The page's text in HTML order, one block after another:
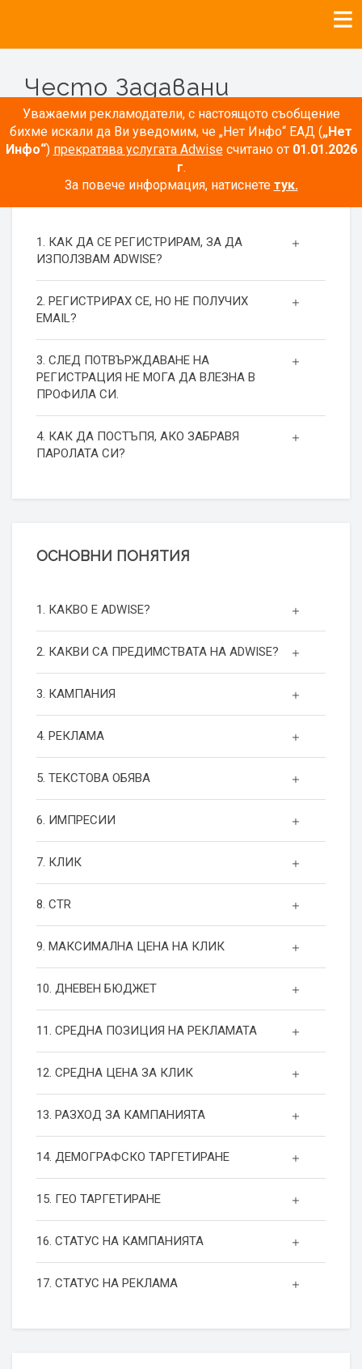
Уважаеми рекламодатели, с настоящото съобщение
бихме искали да Ви уведомим, че „Нет Инфо“ ЕАД („Нет
Инфо“) прекратява услугата Adwiseсчитано от 01.01.2026
г.
За повече информация, натиснете тук.
Често Задавани
Въпроси
РЕГИСТРАЦИЯ
1. КАК ДА СЕ РЕГИСТРИРАМ, ЗА ДА
ИЗПОЛЗВАМ ADWISE?
2. РЕГИСТРИРАХ СЕ, НО НЕ ПОЛУЧИХ
EMAIL?
3. СЛЕД ПОТВЪРЖДАВАНЕ НА
РЕГИСТРАЦИЯ НЕ МОГА ДА ВЛЕЗНА В
ПРОФИЛА СИ.
4. КАК ДА ПОСТЪПЯ, АКО ЗАБРАВЯ
ПАРОЛАТА СИ?
ОСНОВНИ ПОНЯТИЯ
1. КАКВО Е ADWISE?
2. КАКВИ СА ПРЕДИМСТВАТА НА ADWISE?
3. КАМПАНИЯ
4. РЕКЛАМА
5. ТЕКСТОВА ОБЯВА
6. ИМПРЕСИИ
7. КЛИК
8. CTR
9. МАКСИМАЛНА ЦЕНА НА КЛИК
10. ДНЕВЕН БЮДЖЕТ
11. СРЕДНА ПОЗИЦИЯ НА РЕКЛАМАТА
12. СРЕДНА ЦЕНА ЗА КЛИК
13. РАЗХОД ЗА КАМПАНИЯТА
14. ДЕМОГРАФСКО ТАРГЕТИРАНЕ
15. ГЕО ТАРГЕТИРАНЕ
16. СТАТУС НА КАМПАНИЯТА
17. СТАТУС НА РЕКЛАМА